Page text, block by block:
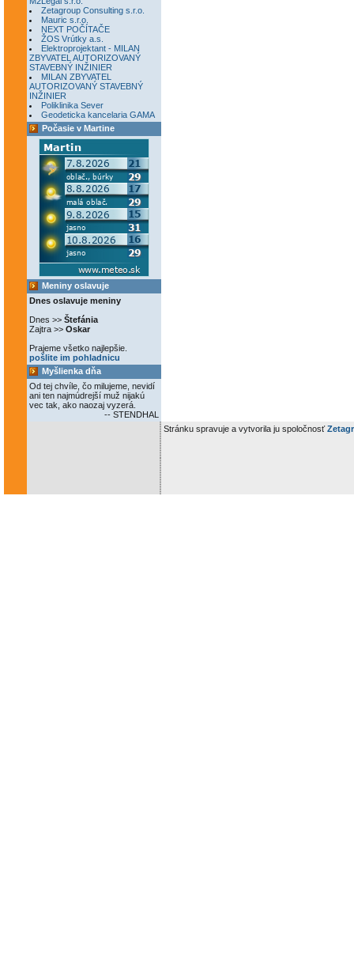
Zetagroup Consulting s.r.o.
Mauric s.r.o.
NEXT POČÍTAČE
ŽOS Vrútky a.s.
Elektroprojektant - MILAN
ZBYVATEL AUTORIZOVANÝ
STAVEBNÝ INŽINIER
MILAN ZBYVATEL
AUTORIZOVANÝ STAVEBNÝ
INŽINIER
Poliklinika Sever
Geodeticka kancelaria GAMA
Počasie v Martine
Meniny oslavuje
Dnes oslavuje meniny
Dnes >> Štefánia
Zajtra >> Oskar
Prajeme všetko najlepšie.
pošlite im pohladnicu
Myšlienka dňa
Od tej chvíle, čo milujeme, nevidí
ani ten najmúdrejší muž nijakú
vec tak, ako naozaj vyzerá.
-- STENDHAL
Stránku spravuje a vytvorila ju spoločnosť